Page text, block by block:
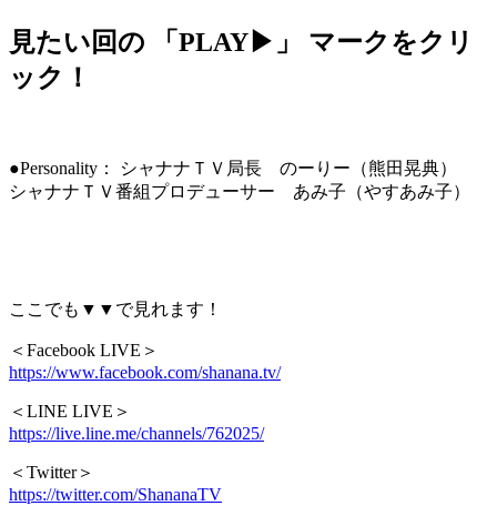
見たい回の 「PLAY▶」 マークをクリ
ック！
●Personality： シャナナＴＶ局長 のーりー（熊田晃典）
シャナナＴＶ番組プロデューサー あみ子（やすあみ子）
ここでも▼▼で見れます！
＜Facebook LIVE＞
https://www.facebook.com/shanana.tv/
＜LINE LIVE＞
https://live.line.me/channels/762025/
＜Twitter＞
https://twitter.com/ShananaTV